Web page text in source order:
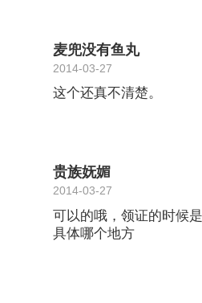
麦兜没有鱼丸
2014-03-27
这个还真不清楚。
贵族妩媚
2014-03-27
可以的哦，领证的时候
具体哪个地方